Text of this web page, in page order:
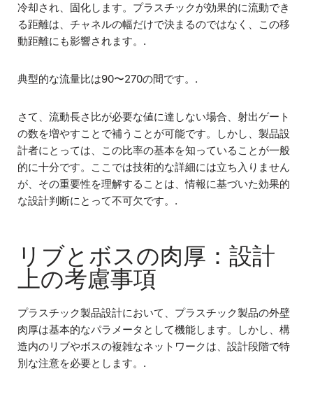
冷却され、固化します。プラスチックが効果的に流動でき
る距離は、チャネルの幅だけで決まるのではなく、この移
動距離にも影響されます。.
典型的な流量比は90〜270の間です。.
さて、流動長さ比が必要な値に達しない場合、射出ゲート
の数を増やすことで補うことが可能です。しかし、製品設
計者にとっては、この比率の基本を知っていることが一般
的に十分です。ここでは技術的な詳細には立ち入りません
が、その重要性を理解することは、情報に基づいた効果的
な設計判断にとって不可欠です。.
リブとボスの肉厚：設計
上の考慮事項
プラスチック製品設計において、プラスチック製品の外壁
肉厚は基本的なパラメータとして機能します。しかし、構
造内のリブやボスの複雑なネットワークは、設計段階で特
別な注意を必要とします。.